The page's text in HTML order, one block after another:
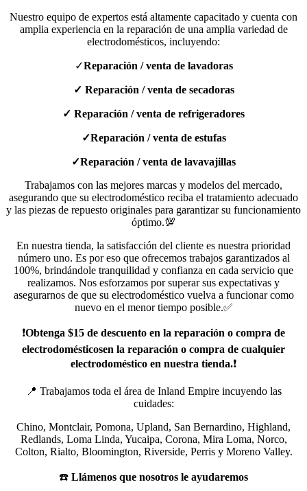
Nuestro equipo de expertos está altamente capacitado y cuenta con
amplia experiencia en la reparación de una amplia variedad de
electrodomésticos, incluyendo:
✓Reparación / venta de lavadoras
✓ Reparación / venta de secadoras
✓ Reparación / venta de refrigeradores
✓Reparación / venta de estufas
✓Reparación / venta de lavavajillas
Trabajamos con las mejores marcas y modelos del mercado,
asegurando que su electrodoméstico reciba el tratamiento adecuado
y las piezas de repuesto originales para garantizar su funcionamiento
óptimo.💯
En nuestra tienda, la satisfacción del cliente es nuestra prioridad
número uno. Es por eso que ofrecemos trabajos garantizados al
100%, brindándole tranquilidad y confianza en cada servicio que
realizamos. Nos esforzamos por superar sus expectativas y
asegurarnos de que su electrodoméstico vuelva a funcionar como
nuevo en el menor tiempo posible.✅
❗️Obtenga $15 de descuento en la reparación o compra de
electrodomésticosen la reparación o compra de cualquier
electrodoméstico en nuestra tienda.❗️
📍 Trabajamos toda el área de Inland Empire incuyendo las
cuidades:
Chino, Montclair, Pomona, Upland, San Bernardino, Highland,
Redlands, Loma Linda, Yucaipa, Corona, Mira Loma, Norco,
Colton, Rialto, Bloomington, Riverside, Perris y Moreno Valley.
☎️ Llámenos que nosotros le ayudaremos